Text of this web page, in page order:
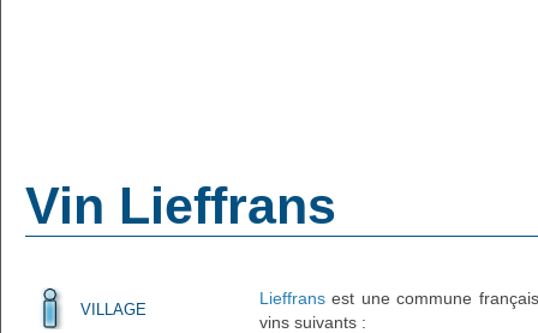
Vin Lieffrans
VILLAGE
Lieffrans est une commune
vins suivants :